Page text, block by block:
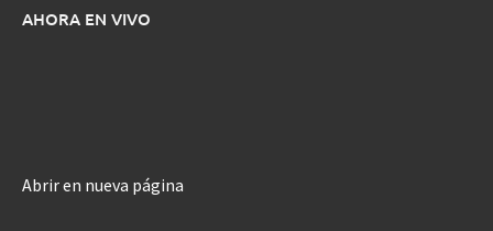
AHORA EN VIVO
Abrir en nueva página